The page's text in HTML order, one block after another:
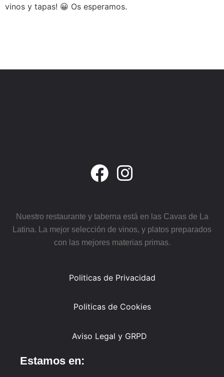
vinos y tapas! 😀 Os esperamos.
Nuestro restaurante y taberna está en las Cavas de La
Latina. La mejor selección de vinos, y platos preparados
con las mejores materias primas.
Politicas de Privacidad
Politicas de Cookies
Aviso Legal y GRPD
Estamos en: